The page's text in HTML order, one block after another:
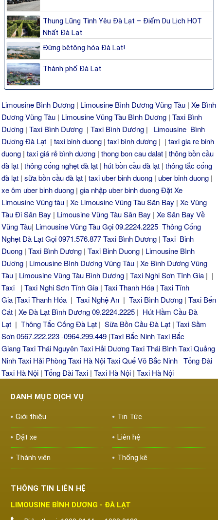
Thung Lũng Tình Yêu Đà Lạt – Điểm Du Lịch HOT
Nhất Đà Lạt
Đừng bêtông hóa Đà Lạt!
Thành phố Đà Lạt
Limousine Bình Dương | Limousine Bình Dương Vũng Tàu |Xe Bình
Dương Vũng Tàu | Limousine Vũng Tàu Bình Dương |Taxi Bình
Dương |Taxi Bình Dương |Taxi Bình Dương | Limousine Bình
Dương Đà Lạt |taxi binh duong |taxi bình dương | | taxi gia re binh
duong | taxi giá rẻ bình dương |thong bon cau dalat | thông bồn cầu
đà lạt |thông cống nghẹt đà lạt | hút bồn cầu đà lạt |thông tắc cống
đà lạt |sữa bồn cầu đà lạt |taxi uber binh duong | uber binh duong |
xe ôm uber binh duong |gia nhập uber binh duong Đặt Xe
Limousine Vũng tàu |Xe Limousine Vũng Tàu Sân Bay |Xe Vũng
Tàu Đi Sân Bay | Limousine Vũng Tàu Sân Bay |Xe Sân Bay Về
Vũng Tàu| Limousine Vũng Tàu Gọi 09.2224.2225 Thông Cống
Nghẹt Đà Lạt Gọi 0971.576.877 Taxi Bình Dương |Taxi Binh
Duong |Taxi Bình Dương |Taxi Binh Duong | Limousine Bình
Dương | Limousine Bình Dương Vũng Tàu |Xe Bình Dương Vũng
Tàu | Limousine Vũng Tàu Bình Dương |Taxi Nghi Sơn Tĩnh Gia | |
Taxi
| Taxi Nghi Sơn Tĩnh Gia |Taxi Thanh Hóa | Taxi Tĩnh
Gia |Taxi Thanh Hóa |Taxi Nghệ An | Taxi Bình Dương |Taxi Bến
Cát |Xe Đà Lạt Bình Dương 09.2224.2225 | Hút Hầm Cầu Đà
Lạt |Thông Tắc Cống Đà Lạt |Sữa Bồn Cầu Đà Lạt |Taxi Sầm
Sơn 0567.222.223 -0964.299.449 |Taxi Bắc Ninh Taxi Bắc
Giang Taxi Thái Nguyên Taxi Hải Dương Taxi Thái Bình Taxi Quảng
Ninh Taxi Hải Phòng Taxi Hà Nội Taxi Quế Võ Bắc Ninh Tổng Đài
Taxi Hà Nội |Tổng Đài Taxi |Taxi Hà Nội |Taxi Hà Nội
DANH MỤC DỊCH VỤ
Giới thiệu Tin Tức
Đặt xe Liên hệ
Thành viên Thống kê
THÔNG TIN LIÊN HỆ
LIMOUSINE BÌNH DƯƠNG - ĐÀ LẠT